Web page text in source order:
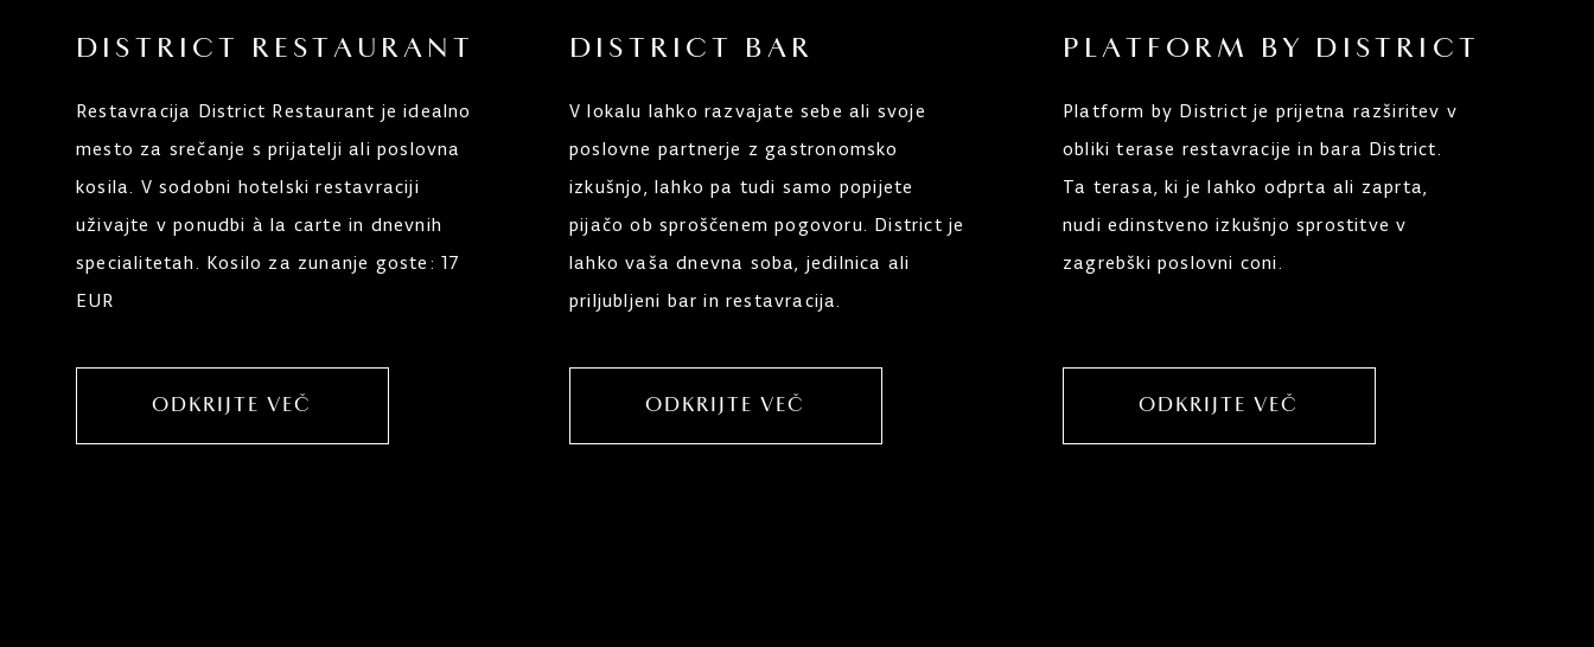
DISTRICT RESTAURANT
Restavracija District Restaurant je idealno
mesto za srečanje s prijatelji ali poslovna
kosila. V sodobni hotelski restavraciji
uživajte v ponudbi à la carte in dnevnih
specialitetah. Kosilo za zunanje goste: 17
EUR
ODKRIJTE VEČ
DISTRICT BAR
V lokalu lahko razvajate sebe ali svoje
poslovne partnerje z gastronomsko
izkušnjo, lahko pa tudi samo popijete
pijačo ob sproščenem pogovoru. District je
lahko vaša dnevna soba, jedilnica ali
priljubljeni bar in restavracija.
ODKRIJTE VEČ
PLATFORM BY DISTRICT
Platform by District je prijetna razširitev v
obliki terase restavracije in bara District.
Ta terasa, ki je lahko odprta ali zaprta,
nudi edinstveno izkušnjo sprostitve v
zagrebški poslovni coni.
ODKRIJTE VEČ